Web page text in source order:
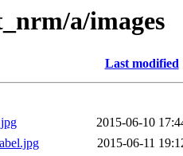
a/images
Last modified
2015-06-10
2015-06-11